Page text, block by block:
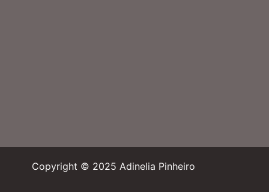
Copyright © 2025 Adinelia Pinheiro